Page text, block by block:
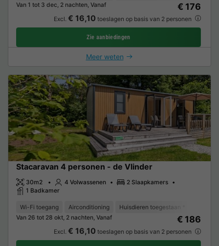
Van 1 tot 3 dec, 2 nachten, Vanaf
€ 176
Excl. € 16,10 toeslagen op basis van 2 personen
Zie aanbiedingen
Meer weten
Stacaravan 4 personen - de Vlinder
30m2 4 Volwassenen
2 Slaapkamers
1 Badkamer
Wi-Fi toegang Airconditioning Huisdieren toegestaan *
Van 26 tot 28 okt, 2 nachten, Vanaf
€ 186
Excl. € 16,10 toeslagen op basis van 2 personen